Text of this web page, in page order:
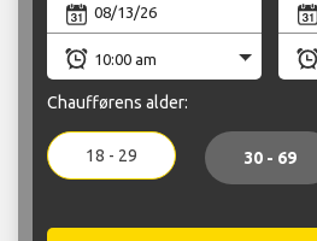
Chaufførens alder:
18 - 29 30 - 69